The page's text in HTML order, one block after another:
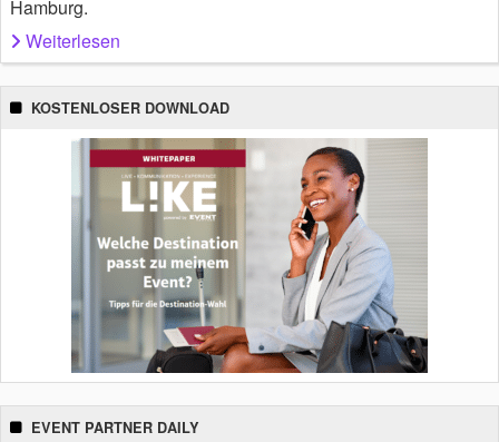
Hamburg.
Weiterlesen
KOSTENLOSER DOWNLOAD
EVENT PARTNER DAILY